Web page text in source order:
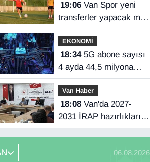
19:06Van Spor yeni
transferler yapacak mı?
Başkan Özgür İreç İlhan
açıkladı
EKONOMİ
18:345G abone sayısı
4 ayda 44,5 milyona
ulaştı
Van Haber
18:08Van'da 2027-
2031 İRAP hazırlıkları
başladı
06.08.2026